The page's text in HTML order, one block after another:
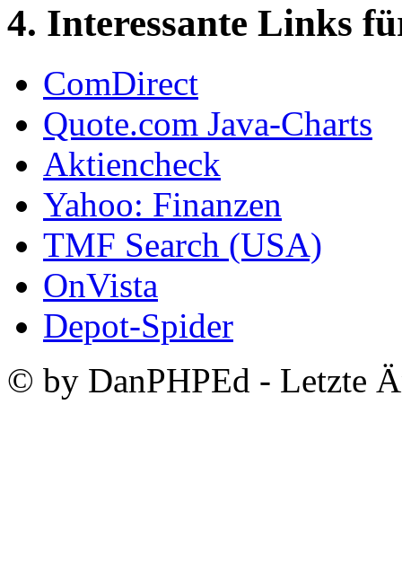
4. Interessante Links
ComDirect
Quote.com Java-Charts
Aktiencheck
Yahoo: Finanzen
TMF Search (USA)
OnVista
Depot-Spider
© by DanPHPEd - Letzte